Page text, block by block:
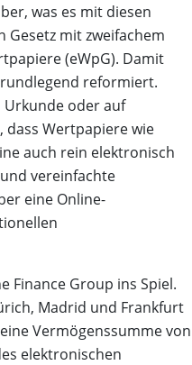
was es mit diesen
Gesetz mit zweifachem
(eWpG). Damit
reformiert.
Urkunde oder auf
Wertpapiere wie
auch rein elektronisch
vereinfachte
eine Online-
Finance Group ins Spiel.
Madrid und Frankfurt
Vermögenssumme von
elektronischen